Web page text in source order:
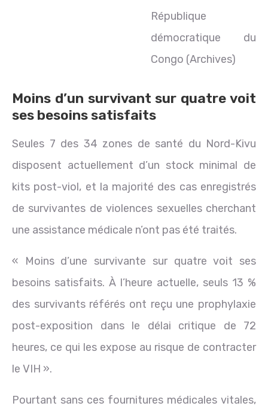
République
démocratique du
Congo (Archives)
Moins d’un survivant sur quatre voit
ses besoins satisfaits
Seules 7 des 34 zones de santé du Nord-Kivu
disposent actuellement d’un stock minimal de
kits post-viol, et la majorité des cas enregistrés
de survivantes de violences sexuelles cherchant
une assistance médicale n’ont pas été traités.
« Moins d’une survivante sur quatre voit ses
besoins satisfaits. À l’heure actuelle, seuls 13 %
des survivants référés ont reçu une prophylaxie
post-exposition dans le délai critique de 72
heures, ce qui les expose au risque de contracter
le VIH ».
Pourtant sans ces fournitures médicales vitales,